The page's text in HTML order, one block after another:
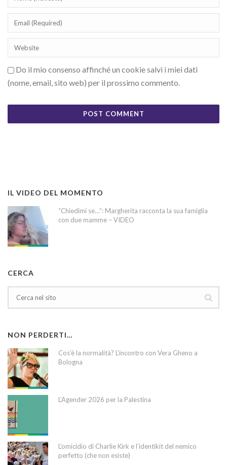
Do il mio consenso affinché un cookie salvi i miei dati
(nome, email, sito web) per il prossimo commento.
IL VIDEO DEL MOMENTO
“Chiedimi se…”: Margherita racconta la sua famiglia
con due mamme – VIDEO
CERCA
NON PERDERTI…
Cos’è la normalità? L’incontro con Vera Gheno a
Bologna
L’Agender 2026 per la Palestina
L’omicidio di Charlie Kirk e l’identikit del nemico
perfetto (che non esiste)